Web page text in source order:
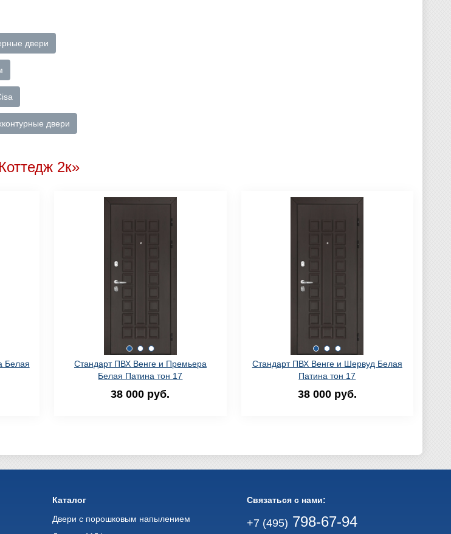
двери
двери
2к»
Белая
Стандарт ПВХ Венге и Премьера
Белая Патина тон 17
38 000 руб.
Стандарт ПВХ Венге и Шервуд Белая
Патина тон 17
38 000 руб.
Каталог
Двери с порошковым напылением
Связаться с нами:
+7 (495) 798-67-94